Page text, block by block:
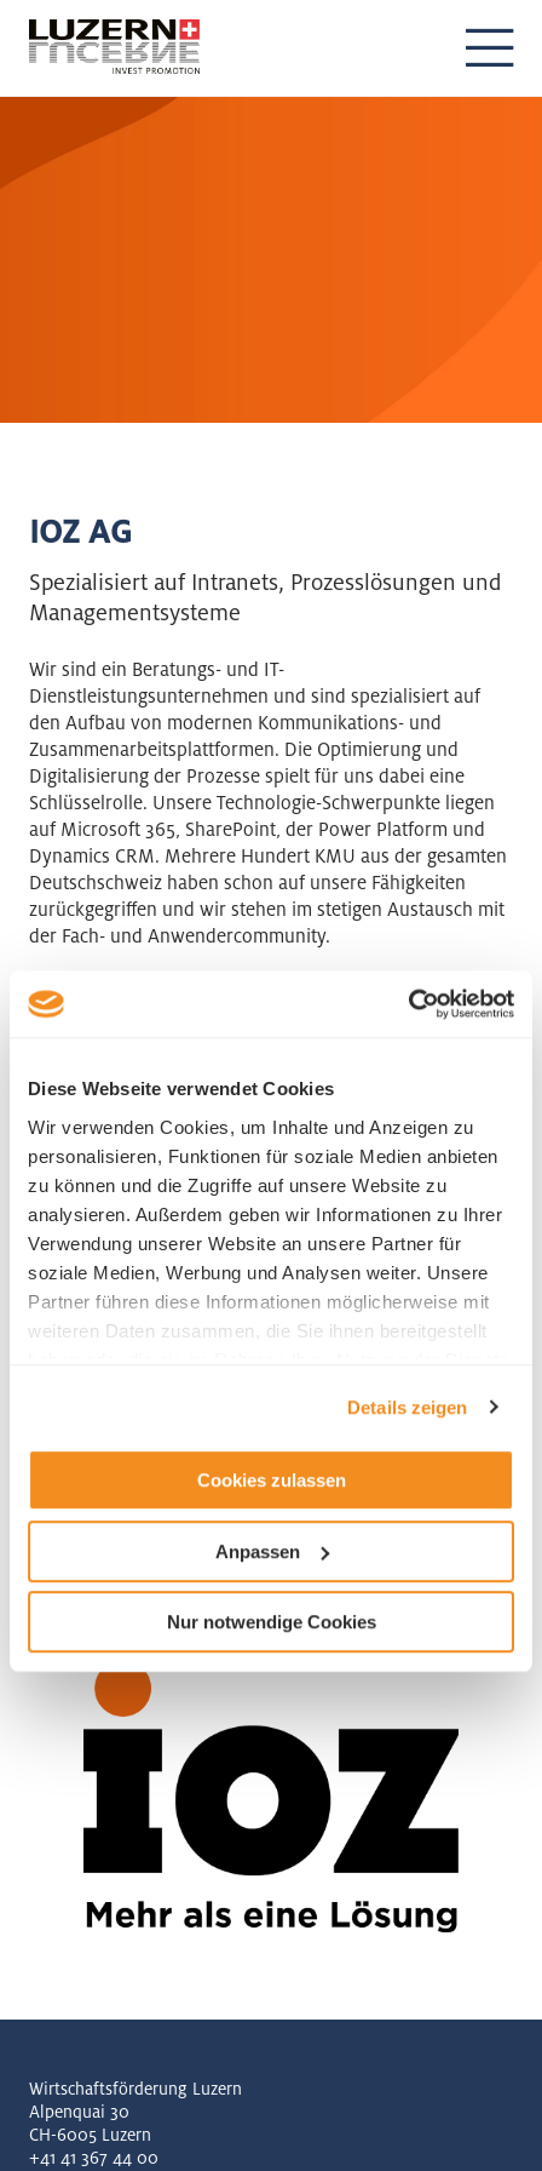
Diese Webseite verwendet Cookies
Wir verwenden Cookies, um Inhalte und Anzeigen zu
personalisieren, Funktionen für soziale Medien anbieten
zu können und die Zugriffe auf unsere Website zu
analysieren. Außerdem geben wir Informationen zu Ihrer
Verwendung unserer Website an unsere Partner für
soziale Medien, Werbung und Analysen weiter. Unsere
Partner führen diese Informationen möglicherweise mit
weiteren Daten zusammen, die Sie ihnen bereitgestellt
Details zeigen
Cookies zulassen
Anpassen
Nur notwendige Cookies
IOZ AG
Spezialisiert auf Intranets, Prozesslösungen und
Managementsysteme
Wir sind ein Beratungs- und IT-
Dienstleistungsunternehmen und sind spezialisiert auf
den Aufbau von modernen Kommunikations- und
Zusammenarbeitsplattformen. Die Optimierung und
Digitalisierung der Prozesse spielt für uns dabei eine
Schlüsselrolle. Unsere Technologie-Schwerpunkte liegen
auf Microsoft 365, SharePoint, der Power Platform und
Dynamics CRM. Mehrere Hundert KMU aus der gesamten
Deutschschweiz haben schon auf unsere Fähigkeiten
zurückgegriffen und wir stehen im stetigen Austausch mit
der Fach- und Anwendercommunity.
IOZ AG
Telefon +41 41 925 84 00
Ansprechsperson HR
Lea Sommerhalder
Branche
ICT Information/Kommunikation
Wirtschaftsförderung Luzern
Alpenquai 30
CH-6005 Luzern
+41 41 367 44 00